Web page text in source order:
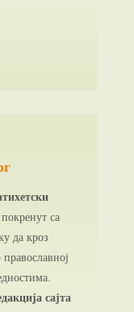
покренут са
да кроз
сајта